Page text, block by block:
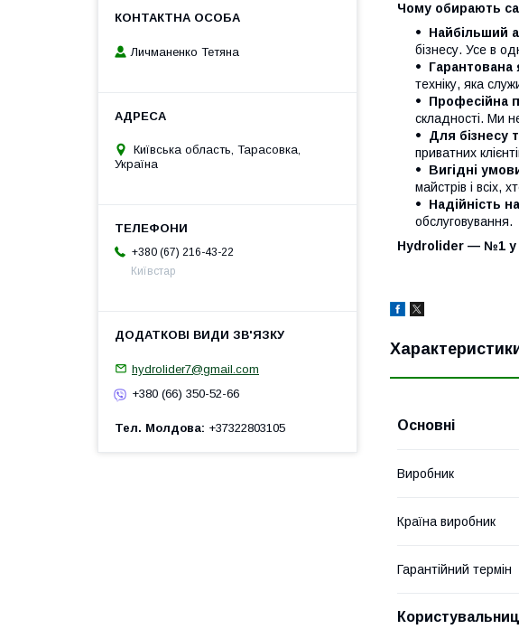
Чому обирають
Найбільший
бізнесу. Усе в
Гарантована
техніку, яка
Професійна
складності. Ми
Для бізнесу
приватних
Вигідні
майстрів і всіх,
Надійність
обслуговування.
Hydrolider — №1 у
Основні
Виробник
Країна виробник
Гарантійний термін
Личманенко Тетяна
Київська область, Тарасовка,
Україна
+380 (67) 216-43-22
Київстар
hydrolider7@gmail.com
+380 (66) 350-52-66
Тел. Молдова +37322803105